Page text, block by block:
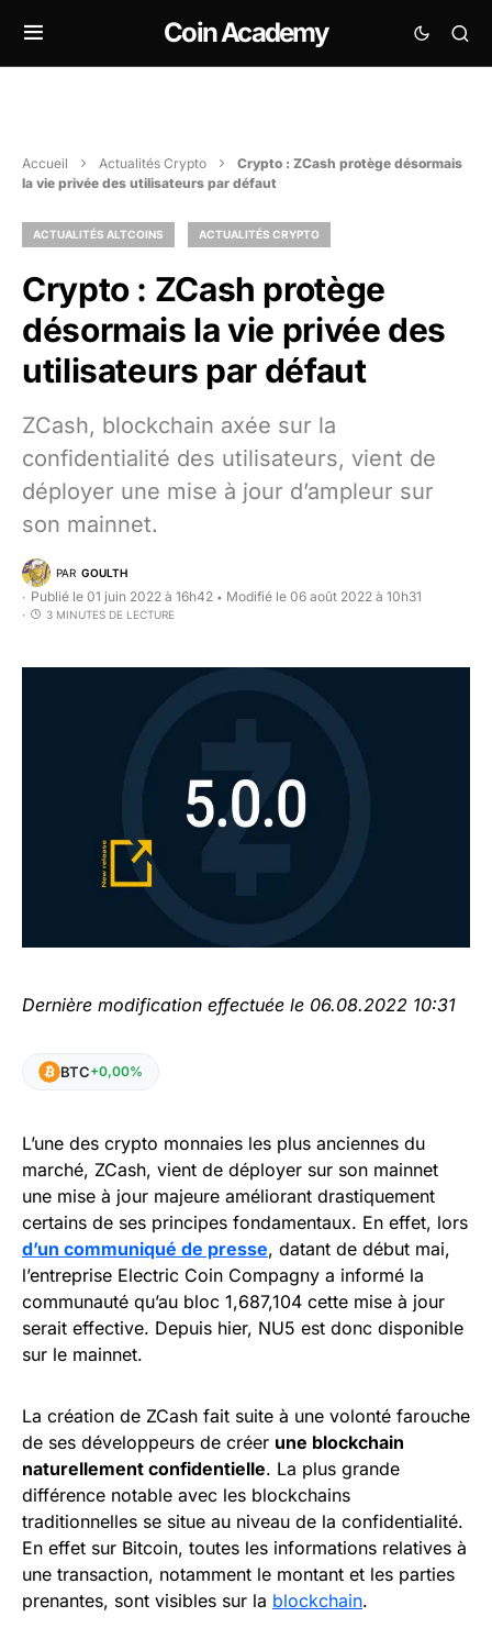
Coin Academy
Accueil Actualités Crypto
Crypto : ZCash protège désormais
la vie privée des utilisateurs par défaut
ACTUALITÉS ALTCOINS ACTUALITÉS CRYPTO
Crypto : ZCash protège
désormais la vie privée des
utilisateurs par défaut
ZCash, blockchain axée sur la
confidentialité des utilisateurs, vient de
déployer une mise à jour d’ampleur sur
son mainnet.
PAR GOULTH
Publié le 01 juin 2022 à 16h42 • Modifié le 06 août 2022 à 10h31
3 MINUTES DE LECTURE
Dernière modification effectuée le 06.08.2022 10:31
BTC+0,00%
L’une des crypto monnaies les plus anciennes du
marché, ZCash, vient de déployer sur son mainnet
une mise à jour majeure améliorant drastiquement
certains de ses principes fondamentaux. En effet, lors
d’un communiqué de presse, datant de début mai,
l’entreprise Electric Coin Compagny a informé la
communauté qu’au bloc 1,687,104 cette mise à jour
serait effective. Depuis hier, NU5 est donc disponible
sur le mainnet.
La création de ZCash fait suite à une volonté farouche
de ses développeurs de créer une blockchain
naturellement confidentielle. La plus grande
différence notable avec les blockchains
traditionnelles se situe au niveau de la confidentialité.
En effet sur Bitcoin, toutes les informations relatives à
une transaction, notamment le montant et les parties
prenantes, sont visibles sur la blockchain.